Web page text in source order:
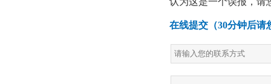
在线提交（30分钟后请